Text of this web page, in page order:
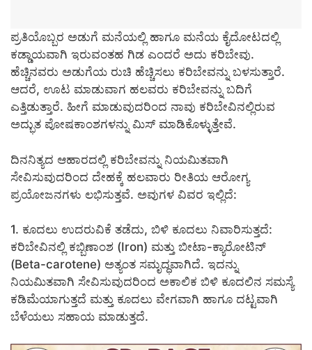
ಪ್ರತಿಯೊಬ್ಬರ ಅಡುಗೆ ಮನೆಯಲ್ಲಿ ಹಾಗೂ ಮನೆಯ ಕೈದೋಟದಲ್ಲಿ
ಕಡ್ಡಾಯವಾಗಿ ಇರುವಂತಹ ಗಿಡ ಎಂದರೆ ಅದು ಕರಿಬೇವು.
ಹೆಚ್ಚಿನವರು ಅಡುಗೆಯ ರುಚಿ ಹೆಚ್ಚಿಸಲು ಕರಿಬೇವನ್ನು ಬಳಸುತ್ತಾರೆ.
ಆದರೆ, ಊಟ ಮಾಡುವಾಗ ಹಲವರು ಕರಿಬೇವನ್ನು ಬದಿಗೆ
ಎತ್ತಿಡುತ್ತಾರೆ. ಹೀಗೆ ಮಾಡುವುದರಿಂದ ನಾವು ಕರಿಬೇವಿನಲ್ಲಿರುವ
ಅದ್ಭುತ ಪೋಷಕಾಂಶಗಳನ್ನು ಮಿಸ್ ಮಾಡಿಕೊಳ್ಳುತ್ತೇವೆ.
ದಿನನಿತ್ಯದ ಆಹಾರದಲ್ಲಿ ಕರಿಬೇವನ್ನು ನಿಯಮಿತವಾಗಿ
ಸೇವಿಸುವುದರಿಂದ ದೇಹಕ್ಕೆ ಹಲವಾರು ರೀತಿಯ ಆರೋಗ್ಯ
ಪ್ರಯೋಜನಗಳು ಲಭಿಸುತ್ತವೆ. ಅವುಗಳ ವಿವರ ಇಲ್ಲಿದೆ:
1. ಕೂದಲು ಉದರುವಿಕೆ ತಡೆದು, ಬಿಳಿ ಕೂದಲು ನಿವಾರಿಸುತ್ತದೆ:
ಕರಿಬೇವಿನಲ್ಲಿ ಕಬ್ಬಿಣಾಂಶ (Iron) ಮತ್ತು ಬೀಟಾ-ಕ್ಯಾರೋಟಿನ್
(Beta-carotene) ಅತ್ಯಂತ ಸಮೃದ್ಧವಾಗಿದೆ. ಇದನ್ನು
ನಿಯಮಿತವಾಗಿ ಸೇವಿಸುವುದರಿಂದ ಅಕಾಲಿಕ ಬಿಳಿ ಕೂದಲಿನ ಸಮಸ್ಯೆ
ಕಡಿಮೆಯಾಗುತ್ತದೆ ಮತ್ತು ಕೂದಲು ವೇಗವಾಗಿ ಹಾಗೂ ದಟ್ಟವಾಗಿ
ಬೆಳೆಯಲು ಸಹಾಯ ಮಾಡುತ್ತದೆ.